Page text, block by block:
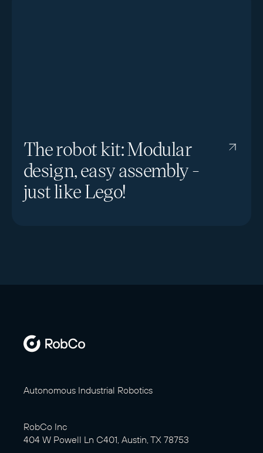
The robot kit: Modular
design, easy assembly -
just like Lego!
Autonomous Industrial Robotics
RobCo Inc
404 W Powell Ln C401, Austin, TX 78753